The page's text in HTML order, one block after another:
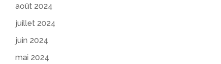
août 2024
juillet 2024
juin 2024
mai 2024